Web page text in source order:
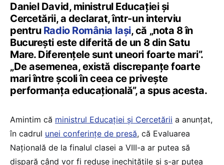
Daniel David, ministrul Educației și
Cercetării, a declarat, într-un interviu
pentru Radio România Iași, că „nota 8 în
București este diferită de un 8 din Satu
Mare. Diferențele sunt uneori foarte mari”.
„De asemenea, există discrepanțe foarte
mari între școli în ceea ce privește
performanța educațională”, a spus acesta.
Amintim că ministrul Educației și Cercetării a anunțat,
în cadrul unei conferințe de presă, că Evaluarea
Națională de la finalul clasei a VIII-a ar putea să
dispară când vor fi reduse inechitățile și s-ar putea